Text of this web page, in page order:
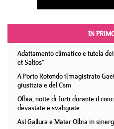
IN
Adattamento climatico e tutela
et Saltos”
A Porto Rotondo il magistrato
giustizia e del Csm
Olbia, notte di furti durante il
devastate e svaligiate
Asl Gallura e Mater Olbia in